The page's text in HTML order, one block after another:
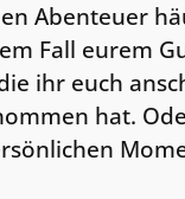
Abenteuer
Fall eurem
ihr euch
hat.